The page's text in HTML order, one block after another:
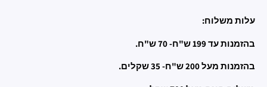
עלות משלוח:
בהזמנות עד 199 ש"ח- 70 ש"ח.
בהזמנות מעל 200 ש"ח- 35 שקלים.